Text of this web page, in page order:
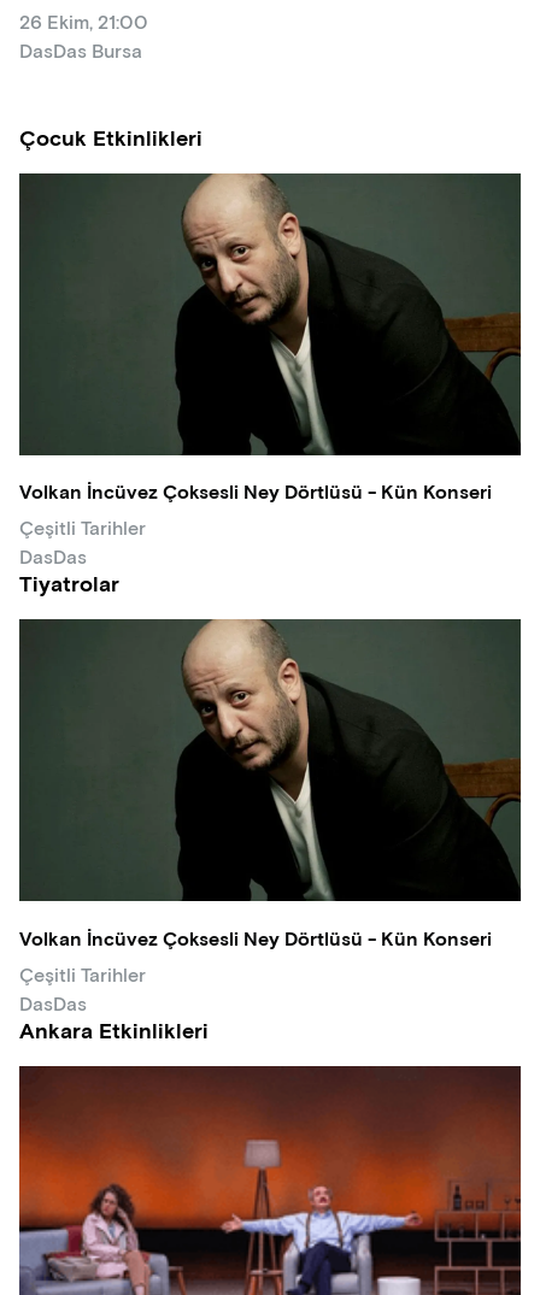
26 Ekim, 21:00
DasDas Bursa
Çocuk Etkinlikleri
Volkan İncüvez Çoksesli Ney Dörtlüsü - Kün Konseri
Çeşitli Tarihler
DasDas
Tiyatrolar
Volkan İncüvez Çoksesli Ney Dörtlüsü - Kün Konseri
Çeşitli Tarihler
DasDas
Ankara Etkinlikleri